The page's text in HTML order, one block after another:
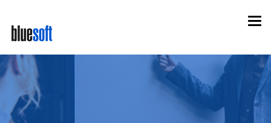
main
content